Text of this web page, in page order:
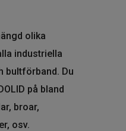
olika
industriella
bultförband. Du
på bland
broar,
osv.